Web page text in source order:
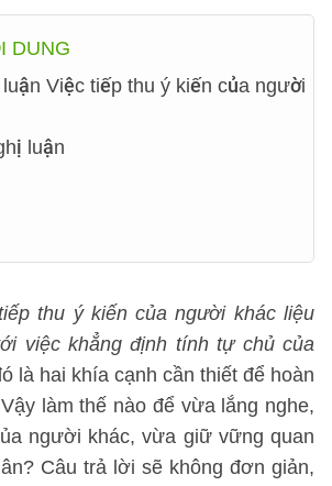
DUNG
Việc tiếp thu ý kiến của người
luận
thu ý kiến của người khác liệu
việc khẳng định tính tự chủ của
là hai khía cạnh cần thiết để hoàn
làm thế nào để vừa lắng nghe,
người khác, vừa giữ vững quan
Câu trả lời sẽ không đơn giản,